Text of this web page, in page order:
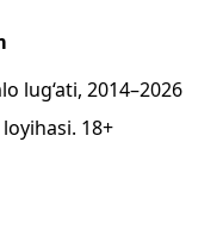
lug‘ati, 2014–2026
loyihasi. 18+